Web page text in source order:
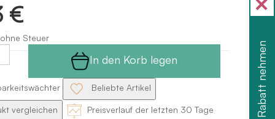
€
Steuer
In den Korb legen
Beliebte Artikel
vergleichen Preisverlauf der letzten 30 Tage Rabatt nehmen